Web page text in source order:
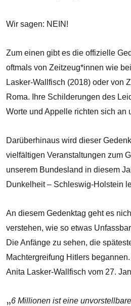
Wir sagen: NEIN!
Zum einen gibt es die offizielle
oftmals von Zeitzeug*innen wie
Lasker-Wallfisch (2018) oder von
Roma. Ihre Schilderungen des
Worte und Appelle richten sich an
Darüberhinaus wird dieser
vielfältigen Veranstaltungen zum
unserem Bundesland in diesem
Dunkelheit – Schleswig-Holstein
An diesem Gedenktag geht es
verstehen, wie so etwas
Die Anfänge zu sehen, die
Machtergreifung Hitlers
Anita Lasker-Wallfisch vom 27.
„6 Millionen ist eine